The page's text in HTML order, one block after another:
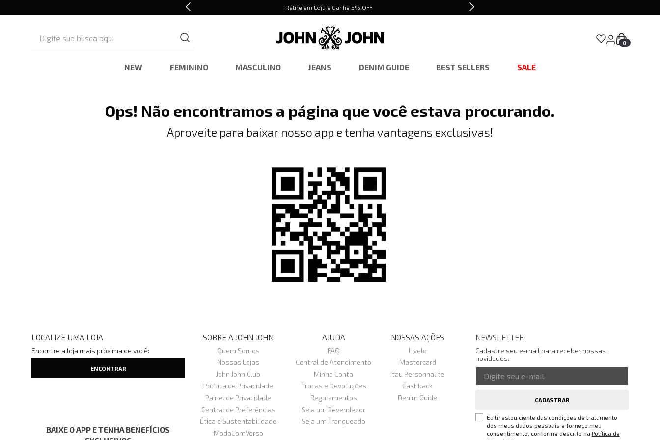
Retire em Loja e Ganhe 5% OFF
0
NEW FEMININO MASCULINO JEANS DENIM GUIDE BEST SELLERS SALE
Ops! Não encontramos a página que você estava procurando.
Aproveite para baixar nosso app e tenha vantagens exclusivas!
LOCALIZE UMA LOJA
Encontre a loja mais próxima de você:
BAIXE O APP E TENHA BENEFÍCIOS
SOBRE A JOHN JOHN
Quem Somos
Nossas Lojas
John John Club
Política de Privacidade
Painel de Privacidade
Central de Preferências
Ética e Sustentabilidade
ModaComVerso
AJUDA
FAQ
Central de Atendimento
Minha Conta
Trocas e Devoluções
Regulamentos
Seja um Revendedor
Seja um Franqueado
NOSSAS AÇÕES
Livelo
Mastercard
Itau Personnalite
Cashback
Denim Guide
NEWSLETTER
Cadastre seu e-mail para receber nossas
novidades.
CADASTRAR
Eu li, estou ciente das condições de tratamento
dos meus dados pessoais e forneço meu
consentimento, conforme descrito na Política de